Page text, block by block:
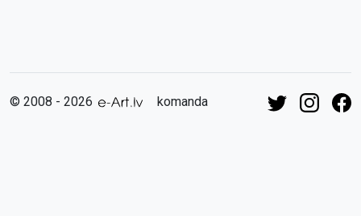
© 2008 - 2026 komanda